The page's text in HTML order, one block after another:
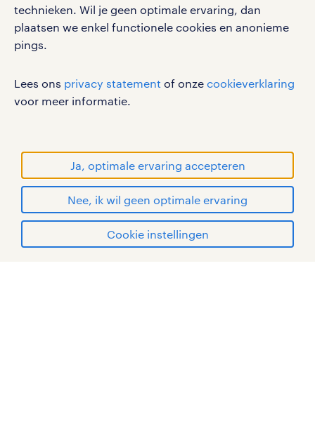
technieken. Wil je geen optimale ervaring, dan
plaatsen we enkel functionele cookies en anonieme
pings.
Lees ons privacy statement of onze cookieverklaring
voor meer informatie.
Ja, optimale ervaring accepteren
Nee, ik wil geen optimale ervaring
Cookie instellingen
gebruikersvoorwaarden
privacystatement
cookies
handelsmerken van Randstad N.V.
© Randstad 2026